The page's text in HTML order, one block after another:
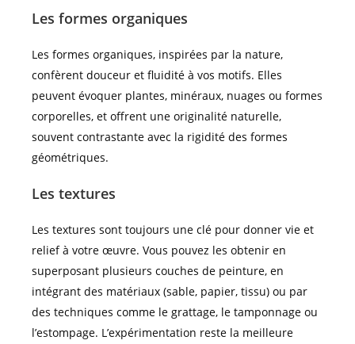
Les formes organiques
Les formes organiques, inspirées par la nature,
confèrent douceur et fluidité à vos motifs. Elles
peuvent évoquer plantes, minéraux, nuages ou formes
corporelles, et offrent une originalité naturelle,
souvent contrastante avec la rigidité des formes
géométriques.
Les textures
Les textures sont toujours une clé pour donner vie et
relief à votre œuvre. Vous pouvez les obtenir en
superposant plusieurs couches de peinture, en
intégrant des matériaux (sable, papier, tissu) ou par
des techniques comme le grattage, le tamponnage ou
l’estompage. L’expérimentation reste la meilleure